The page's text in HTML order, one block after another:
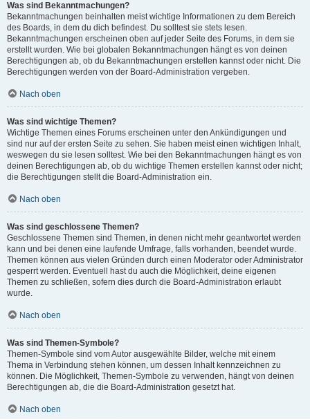
Was sind Bekanntmachungen?
Bekanntmachungen beinhalten meist wichtige Informationen zu dem Bereich
des Boards, in dem du dich befindest. Du solltest sie stets lesen.
Bekanntmachungen erscheinen oben auf jeder Seite des Forums, in dem sie
erstellt wurden. Wie bei globalen Bekanntmachungen hängt es von deinen
Berechtigungen ab, ob du Bekanntmachungen erstellen kannst oder nicht. Die
Berechtigungen werden von der Board-Administration vergeben.
Nach oben
Was sind wichtige Themen?
Wichtige Themen eines Forums erscheinen unter den Ankündigungen und
sind nur auf der ersten Seite zu sehen. Sie haben meist einen wichtigen Inhalt,
weswegen du sie lesen solltest. Wie bei den Bekanntmachungen hängt es von
deinen Berechtigungen ab, ob du wichtige Themen erstellen kannst oder nicht;
die Berechtigungen stellt die Board-Administration ein.
Nach oben
Was sind geschlossene Themen?
Geschlossene Themen sind Themen, in denen nicht mehr geantwortet werden
kann und bei denen eine laufende Umfrage, falls vorhanden, beendet wurde.
Themen können aus vielen Gründen durch einen Moderator oder Administrator
gesperrt werden. Eventuell hast du auch die Möglichkeit, deine eigenen
Themen zu schließen, sofern dies durch die Board-Administration erlaubt
wurde.
Nach oben
Was sind Themen-Symbole?
Themen-Symbole sind vom Autor ausgewählte Bilder, welche mit einem
Thema in Verbindung stehen können, um dessen Inhalt kennzeichnen zu
können. Die Möglichkeit, Themen-Symbole zu verwenden, hängt von deinen
Berechtigungen ab, die die Board-Administration gesetzt hat.
Nach oben